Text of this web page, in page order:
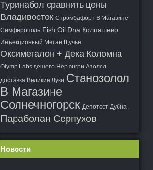
Туринабол сравнить цены
Владивосток Стромбафорт В Магазине
Симферополь Fish Oil Dna Колпашево
Инъекционный Метан Щучье
Оксиметалон + Дека Коломна
Olymp Labs дешево Нерюнгри Азолол
доставка Великие Луки Станозолол
В Магазине
Солнечногорск Депотест Дубна
Параболан Серпухов
Новости